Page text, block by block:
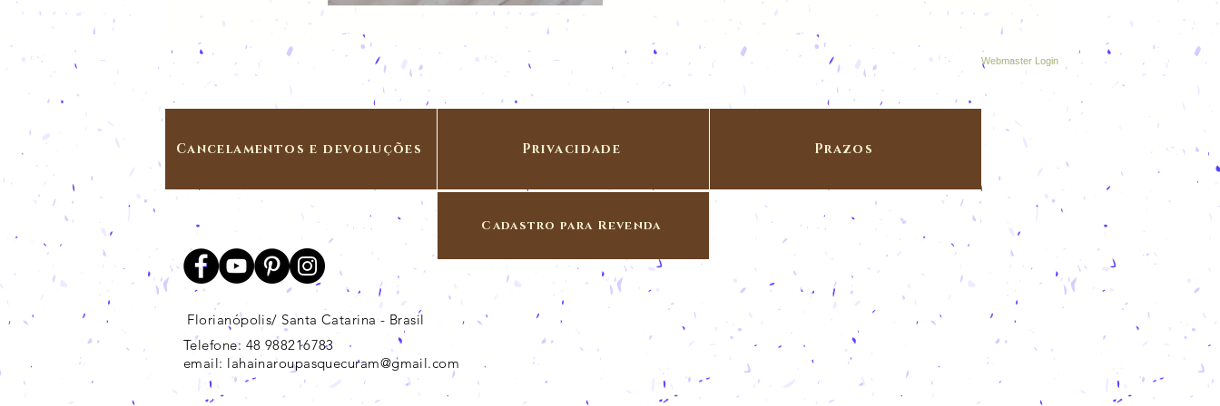
Webmaster Login
Cancelamentos e devoluções Privacidade Prazos
Cadastro para Revenda
Florianópolis/ Santa Catarina - Brasil
Telefone: 48 988216783
email: lahainaroupasquecuram@gmail.com
Marilia Dutra de Almeida